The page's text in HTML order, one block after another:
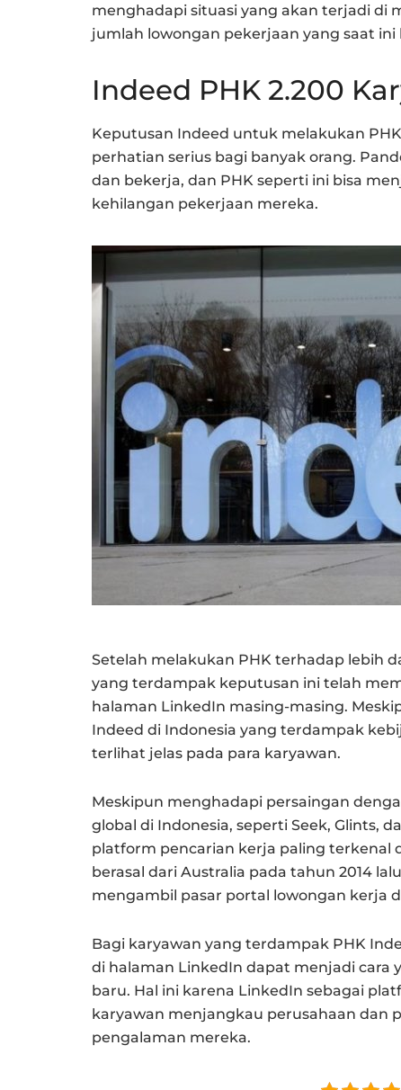
menghadapi situasi yang akan terjadi di
jumlah lowongan pekerjaan yang saat
Indeed PHK 2.200
Keputusan Indeed untuk melakukan
perhatian serius bagi banyak orang.
dan bekerja, dan PHK seperti ini bisa
kehilangan pekerjaan mereka.
Setelah melakukan PHK terhadap lebih
yang terdampak keputusan ini telah
halaman LinkedIn masing-masing.
Indeed di Indonesia yang terdampak
terlihat jelas pada para karyawan.
Meskipun menghadapi persaingan
global di Indonesia, seperti Seek, Glints,
platform pencarian kerja paling terkenal
berasal dari Australia pada tahun 2014
mengambil pasar portal lowongan kerja
Bagi karyawan yang terdampak PHK
di halaman LinkedIn dapat menjadi
baru. Hal ini karena LinkedIn sebagai
karyawan menjangkau perusahaan dan
pengalaman mereka.